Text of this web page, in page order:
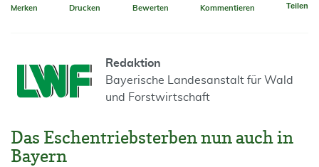
Merken Drucken Bewerten Kommentieren Teilen
Redaktion
Bayerische Landesanstalt für Wald
und Forstwirtschaft
Das Eschentriebsterben nun auch in
Bayern